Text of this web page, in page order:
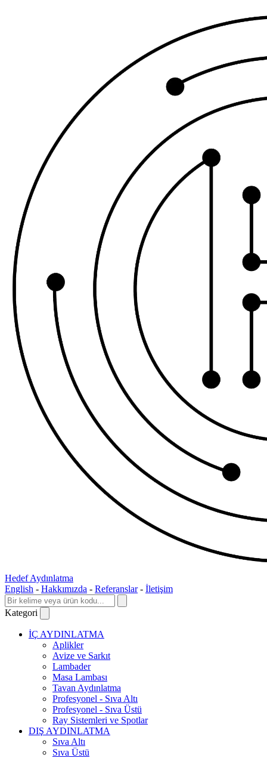
Hedef Aydınlatma
English - Hakkımızda - Referanslar - İletişim
Kategori
İÇ AYDINLATMA
Aplikler
Avize ve Sarkıt
Lambader
Masa Lambası
Tavan Aydınlatma
Profesyonel - Sıva Altı
Profesyonel - Sıva Üstü
Ray Sistemleri ve Spotlar
DIŞ AYDINLATMA
Sıva Altı
Sıva Üstü